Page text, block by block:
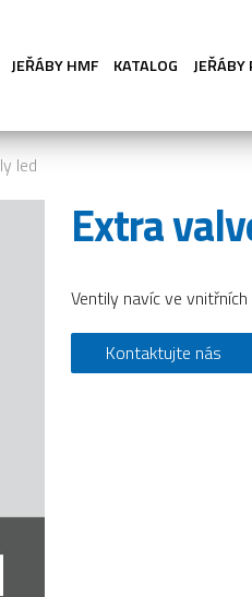
led
Extra
Ventily navíc ve
Kontaktujte nás
JEŘÁBY HMF KATALOG JEŘÁBY